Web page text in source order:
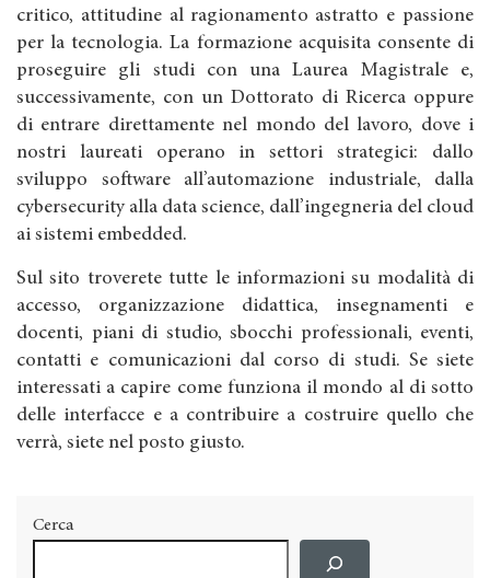
critico, attitudine al ragionamento astratto e passione
per la tecnologia. La formazione acquisita consente di
proseguire gli studi con una Laurea Magistrale e,
successivamente, con un Dottorato di Ricerca oppure
di entrare direttamente nel mondo del lavoro, dove i
nostri laureati operano in settori strategici: dallo
sviluppo software all’automazione industriale, dalla
cybersecurity alla data science, dall’ingegneria del cloud
ai sistemi embedded.
Sul sito troverete tutte le informazioni su modalità di
accesso, organizzazione didattica, insegnamenti e
docenti, piani di studio, sbocchi professionali, eventi,
contatti e comunicazioni dal corso di studi. Se siete
interessati a capire come funziona il mondo al di sotto
delle interfacce e a contribuire a costruire quello che
verrà, siete nel posto giusto.
Cerca